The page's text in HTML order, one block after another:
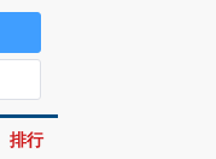
排行